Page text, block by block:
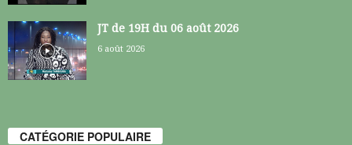
JT de 19H du 06 août 2026
6 août 2026
CATÉGORIE POPULAIRE